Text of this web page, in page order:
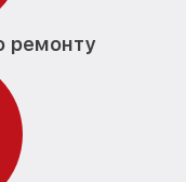
ремонту